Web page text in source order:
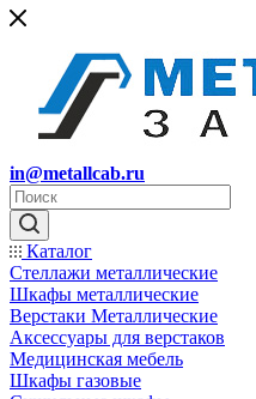
in@metallcab.ru
Каталог
Стеллажи металлические
Шкафы металлические
Верстаки Металлические
Аксессуары для верстаков
Медицинская мебель
Шкафы газовые